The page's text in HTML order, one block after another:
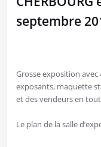
septembre
Grosse exposition avec
exposants, maquette
et des vendeurs en
Le plan de la salle